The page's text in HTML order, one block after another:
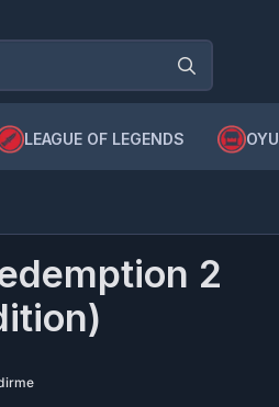
LEAGUE OF LEGENDS
2